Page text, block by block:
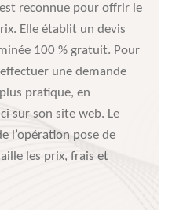
est reconnue pour offrir le
Elle établit un devis
100 % gratuit. Pour
une demande
pratique, en
sur son site web. Le
l’opération pose de
les prix, frais et